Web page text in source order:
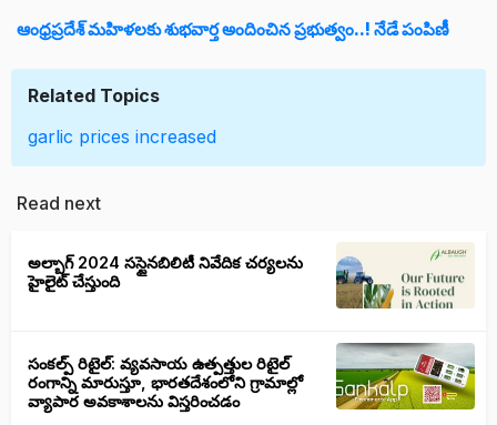
ఆంధ్రప్రదేశ్ మహిళలకు శుభవార్త అందించిన ప్రభుత్వం..! నేడే పంపిణీ
Related Topics
garlic prices increased
Read next
అల్బాగ్ 2024 సస్టైనబిలిటీ నివేదిక చర్యలను
హైలైట్ చేస్తుంది
సంకల్ప్ రిటైల్: వ్యవసాయ ఉత్పత్తుల రిటైల్
రంగాన్ని మారుస్తూ, భారతదేశంలోని గ్రామాల్లో
వ్యాపార అవకాశాలను విస్తరించడం